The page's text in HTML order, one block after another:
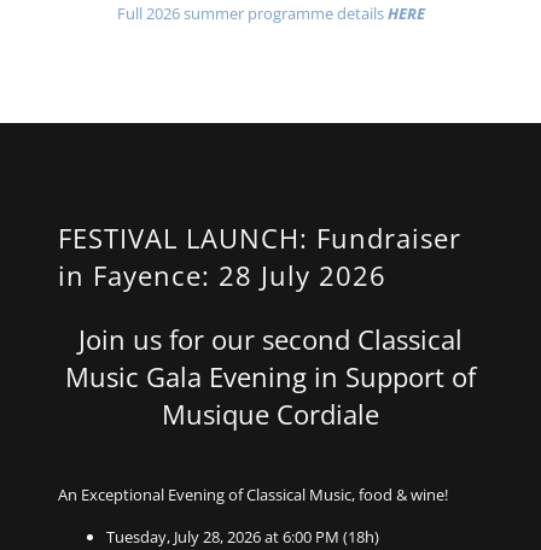
Full 2026 summer programme detailsHERE
FESTIVAL LAUNCH: Fundraiser
in Fayence: 28 July 2026
Join us for our second Classical
Music Gala Evening in Support of
Musique Cordiale
An Exceptional Evening of Classical Music, food & wine!
Tuesday, July 28, 2026 at 6:00 PM (18h)